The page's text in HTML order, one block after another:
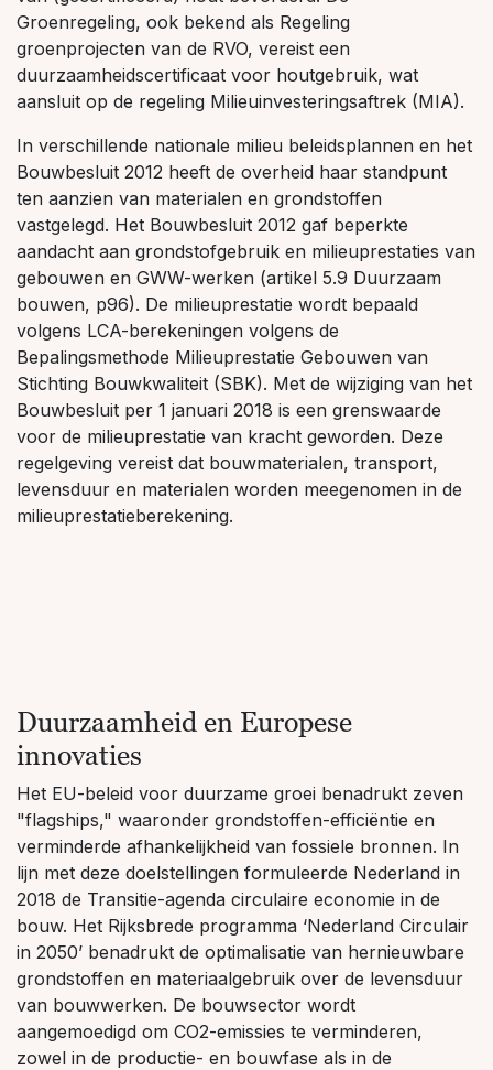
Groenregeling, ook bekend als Regeling
groenprojecten van de RVO, vereist een
duurzaamheidscertificaat voor houtgebruik, wat
aansluit op de regeling Milieuinvesteringsaftrek (MIA).
In verschillende nationale milieu beleidsplannen en het
Bouwbesluit 2012 heeft de overheid haar standpunt
ten aanzien van materialen en grondstoffen
vastgelegd. Het Bouwbesluit 2012 gaf beperkte
aandacht aan grondstofgebruik en milieuprestaties van
gebouwen en GWW-werken (artikel 5.9 Duurzaam
bouwen, p96). De milieuprestatie wordt bepaald
volgens LCA-berekeningen volgens de
Bepalingsmethode Milieuprestatie Gebouwen van
Stichting Bouwkwaliteit (SBK). Met de wijziging van het
Bouwbesluit per 1 januari 2018 is een grenswaarde
voor de milieuprestatie van kracht geworden. Deze
regelgeving vereist dat bouwmaterialen, transport,
levensduur en materialen worden meegenomen in de
milieuprestatieberekening.
Duurzaamheid en Europese
innovaties
Het EU-beleid voor duurzame groei benadrukt zeven
"flagships," waaronder grondstoffen-efficiëntie en
verminderde afhankelijkheid van fossiele bronnen. In
lijn met deze doelstellingen formuleerde Nederland in
2018 de Transitie-agenda circulaire economie in de
bouw. Het Rijksbrede programma ‘Nederland Circulair
in 2050’ benadrukt de optimalisatie van hernieuwbare
grondstoffen en materiaalgebruik over de levensduur
van bouwwerken. De bouwsector wordt
aangemoedigd om CO2-emissies te verminderen,
zowel in de productie- en bouwfase als in de